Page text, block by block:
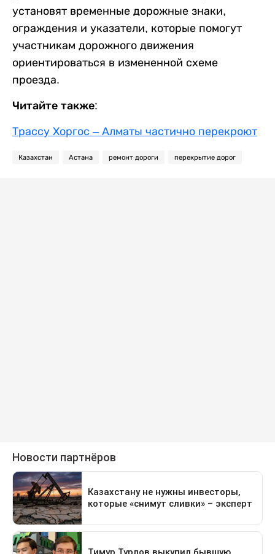
установят временные дорожные знаки,
ограждения и указатели, которые помогут
участникам дорожного движения
ориентироваться в измененной схеме
проезда.
Читайте также:
Трассу Хоргос – Алматы частично перекроют
Казахстан Астана ремонт дороги перекрытие дорог